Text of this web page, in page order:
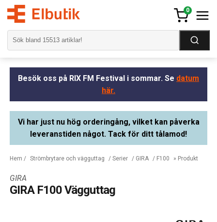
0
Besök oss på RIX FM Festival i sommar. Se datum
här.
Vi har just nu hög orderingång, vilket kan påverka
leveranstiden något. Tack för ditt tålamod!
Hem / Strömbrytare och vägguttag / Serier / GIRA / F100 » Produkt
GIRA
GIRA F100 Vägguttag